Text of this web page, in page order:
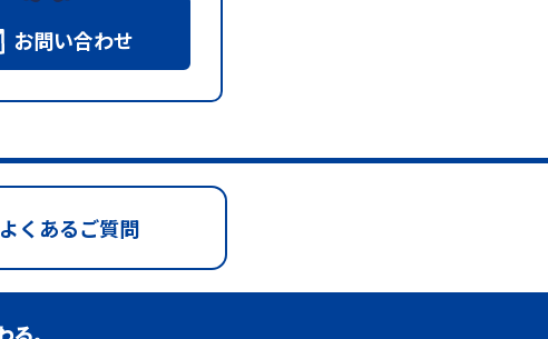
お問い合わせ
よくあるご質問